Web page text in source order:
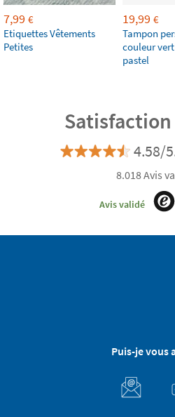
7,99 €
Etiquettes Vêtements
Petites
19,99 €
Tampon
couleur
pastel
4.58/
8.018 Avis
Avis validé
Puis-je vous